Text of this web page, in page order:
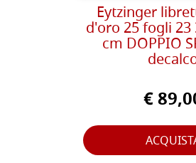
Eytzinger
d'oro 25 fogli 23
cm DOPPIO
€